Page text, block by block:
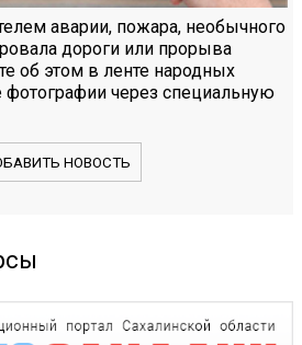
аварии, пожара, необычного
дороги или прорыва
об этом в ленте народных
фотографии через специальную
НОВОСТЬ